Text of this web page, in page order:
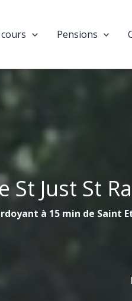
Pensions
St Just St
à 15 min de Saint